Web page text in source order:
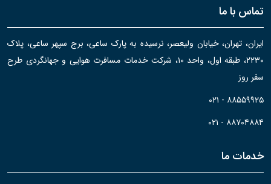
تماس با ما
ایران، تهران، خیابان ولیعصر، نرسیده به پارک ساعی، برج سپهر ساعی، پلاک
۲۲۳۰، طبقه اول، واحد ۱۰، شرکت خدمات مسافرت هوایی و جهانگردی طرح
سفر روز
۰۲۱ - ۸۸۵۵۹۹۲۵
۰۲۱ - ۸۸۷۰۴۸۸۴
خدمات ما